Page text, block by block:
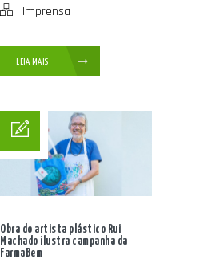
Imprensa
LEIA MAIS
Obra do artista plástico Rui
Machado ilustra campanha da
FarmaBem